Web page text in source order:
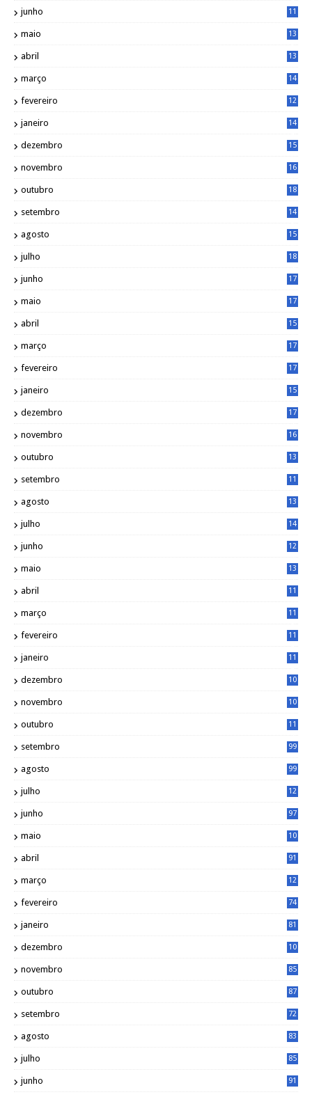
junho
11
maio
13
abril
13
março
14
fevereiro
12
janeiro
14
dezembro
15
novembro
16
outubro
18
setembro
14
agosto
15
julho
18
junho
17
maio
17
abril
15
março
17
fevereiro
17
janeiro
15
dezembro
17
novembro
16
outubro
13
setembro
11
agosto
13
julho
14
junho
12
maio
13
abril
11
março
11
fevereiro
11
janeiro
11
dezembro
10
novembro
10
outubro
11
setembro 99
agosto 99
julho
12
junho 97
maio
10
abril 91
março
12
fevereiro 74
janeiro 81
dezembro
10
novembro 85
outubro 87
setembro 72
agosto 83
julho 85
junho 91